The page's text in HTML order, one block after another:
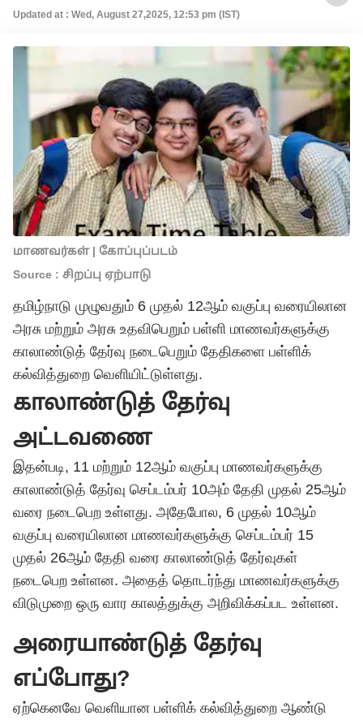
Updated at : Wed, August 27,2025, 12:53 pm (IST)
மாணவர்கள் | கோப்புப்படம்
Source : சிறப்பு ஏற்பாடு
தமிழ்நாடு முழுவதும் 6 முதல் 12ஆம் வகுப்பு வரையிலான
அரசு மற்றும் அரசு உதவிபெறும் பள்ளி மாணவர்களுக்கு
காலாண்டுத் தேர்வு நடைபெறும் தேதிகளை பள்ளிக்
கல்வித்துறை வெளியிட்டுள்ளது.
காலாண்டுத் தேர்வு
அட்டவணை
இதன்படி, 11 மற்றும் 12ஆம் வகுப்பு மாணவர்களுக்கு
காலாண்டுத் தேர்வு செப்டம்பர் 10அம் தேதி முதல் 25ஆம்
வரை நடைபெற உள்ளது. அதேபோல, 6 முதல் 10ஆம்
வகுப்பு வரையிலான மாணவர்களுக்கு செப்டம்பர் 15
முதல் 26ஆம் தேதி வரை காலாண்டுத் தேர்வுகள்
நடைபெற உள்ளன. அதைத் தொடர்ந்து மாணவர்களுக்கு
விடுமுறை ஒரு வார காலத்துக்கு அறிவிக்கப்பட உள்ளன.
அரையாண்டுத் தேர்வு
எப்போது?
ஏற்கெனவே வெளியான பள்ளிக் கல்வித்துறை ஆண்டு